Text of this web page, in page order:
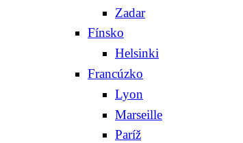
Zadar
Fínsko
Helsinki
Francúzko
Lyon
Marseille
Paríž